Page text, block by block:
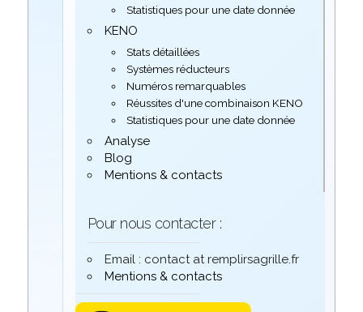
Statistiques pour une date donnée
KENO
Stats détaillées
Systèmes réducteurs
Numéros remarquables
Réussites d'une combinaison KENO
Statistiques pour une date donnée
Analyse
Blog
Mentions & contacts
Pour nous contacter :
Email : contact at remplirsagrille.fr
Mentions & contacts